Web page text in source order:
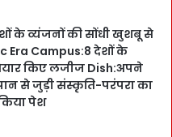
के व्यंजनों की सोंधी खुशबू से
Era Campus:8 देशों के
किए लजीज Dish:अपने
से जुड़ी संस्कृति-परंपरा का
पेश